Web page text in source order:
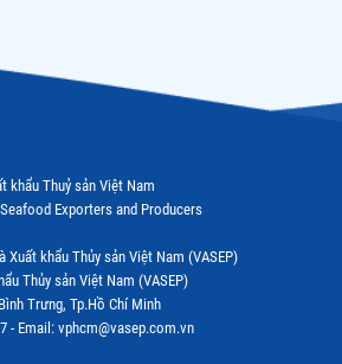
khẩu Thuỷ sản Việt Nam
Exporters and Producers
khẩu Thủy sản Việt Nam (VASEP)
Thủy sản Việt Nam (VASEP)
Trưng, Tp.Hồ Chí Minh
- Email: vphcm@vasep.com.vn